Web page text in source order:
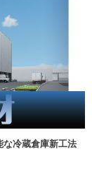
な冷蔵倉庫新工法